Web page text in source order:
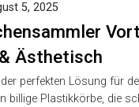
Ästhetisch
5, 2025
perfekten Lösung für
billige Plastikkörbe, die